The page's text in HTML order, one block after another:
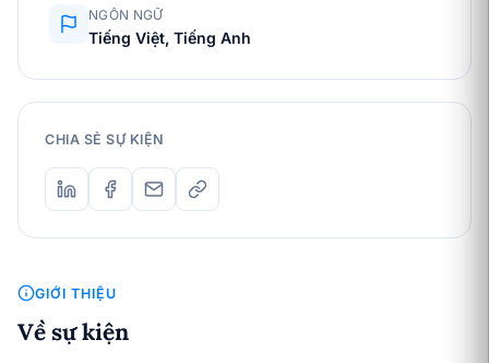
GIỚI THIỆU
Về sự kiện
NGÔN NGỮ
Tiếng Việt, Tiếng Anh
CHIA SẺ SỰ KIỆN